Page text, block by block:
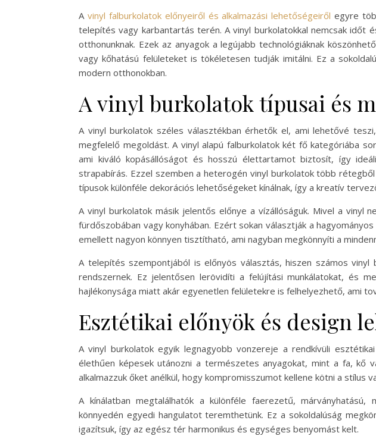
A vinyl falburkolatok előnyeiről és alkalmazási lehetőségeiről egyre
telepítés vagy karbantartás terén. A vinyl burkolatokkal nemcsak időt
otthonunknak. Ezek az anyagok a legújabb technológiáknak
vagy kőhatású felületeket is tökéletesen tudják imitálni. Ez a
modern otthonokban.
A vinyl burkolatok típusai és
A vinyl burkolatok széles választékban érhetők el, ami lehetővé
megfelelő megoldást. A vinyl alapú falburkolatok két fő kategóriába
ami kiváló kopásállóságot és hosszú élettartamot biztosít, így
strapabírás. Ezzel szemben a heterogén vinyl burkolatok több
típusok különféle dekorációs lehetőségeket kínálnak, így a kreatív
A vinyl burkolatok másik jelentős előnye a vízállóságuk. Mivel a vinyl
fürdőszobában vagy konyhában. Ezért sokan választják a
emellett nagyon könnyen tisztítható, ami nagyban megkönnyíti a
A telepítés szempontjából is előnyös választás, hiszen számos
rendszernek. Ez jelentősen lerövidíti a felújítási munkálatokat, és
hajlékonysága miatt akár egyenetlen felületekre is felhelyezhető, ami
Esztétikai előnyök és design
A vinyl burkolatok egyik legnagyobb vonzereje a rendkívüli
élethűen képesek utánozni a természetes anyagokat, mint a fa,
alkalmazzuk őket anélkül, hogy kompromisszumot kellene kötni a stílus
A kínálatban megtalálhatók a különféle faerezetű,
könnyedén egyedi hangulatot teremthetünk. Ez a sokoldalúság
igazítsuk, így az egész tér harmonikus és egységes benyomást kelt.